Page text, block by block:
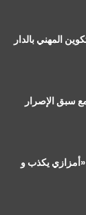
المهني بالدار
سبق الإصرار
«أمزازي يكذب و